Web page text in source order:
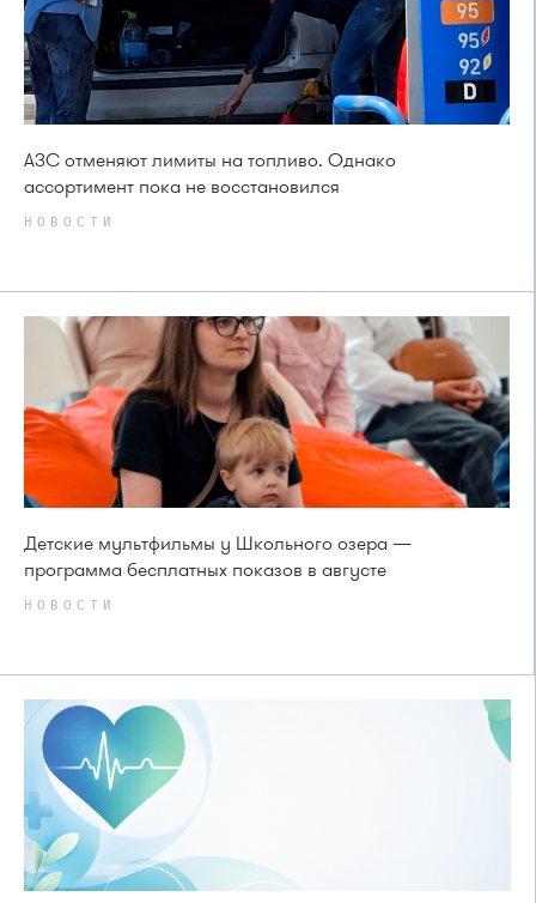
АЗС отменяют лимиты на топливо. Однако
ассортимент пока не восстановился
НОВОСТИ
Детские мультфильмы у Школьного озера —
программа бесплатных показов в августе
НОВОСТИ